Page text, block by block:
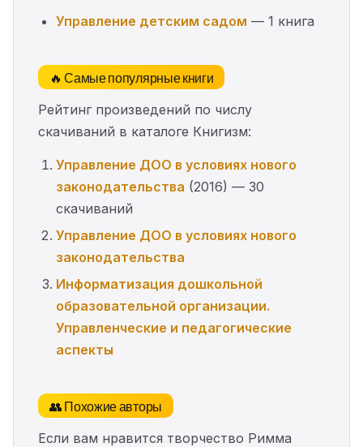
Управление детским садом — 1 книга
🔥 Самые популярные книги
Рейтинг произведений по числу
скачиваний в каталоге Книгизм:
Управление ДОО в условиях нового
законодательства (2016) — 30
скачиваний
Управление ДОО в условиях нового
законодательства
Информатизация дошкольной
образовательной организации.
Управленческие и педагогические
аспекты
👥 Похожие авторы
Если вам нравится творчество Римма